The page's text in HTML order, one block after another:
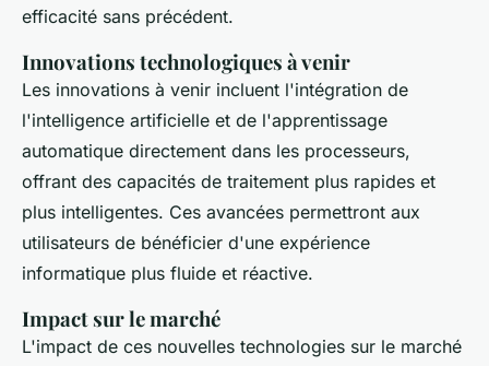
efficacité sans précédent.
Innovations technologiques à venir
Les innovations à venir incluent l'intégration de
l'intelligence artificielle et de l'apprentissage
automatique directement dans les processeurs,
offrant des capacités de traitement plus rapides et
plus intelligentes. Ces avancées permettront aux
utilisateurs de bénéficier d'une expérience
informatique plus fluide et réactive.
Impact sur le marché
L'impact de ces nouvelles technologies sur le marché